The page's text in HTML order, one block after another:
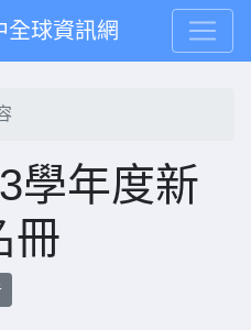
全球資訊網
學年度新
冊